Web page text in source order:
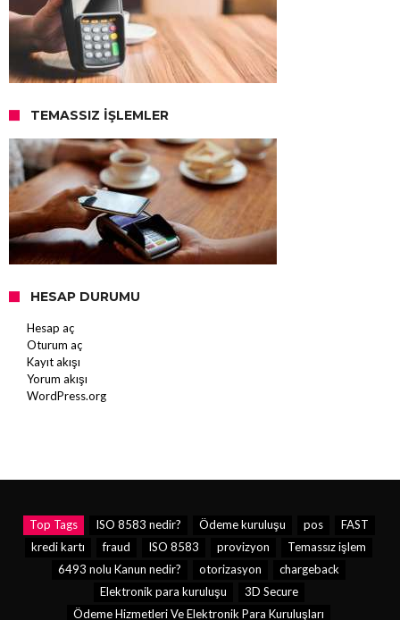
TEMASSIZ İŞLEMLER
HESAP DURUMU
Hesap aç
Oturum aç
Kayıt akışı
Yorum akışı
WordPress.org
Top Tags ISO 8583 nedir? Ödeme kuruluşu pos
FAST
kredi kartı
fraud ISO 8583 provizyon
Temassız işlem
6493 nolu Kanun nedir?
otorizasyon
chargeback
Elektronik para kuruluşu
3D Secure
Ödeme Hizmetleri Ve Elektronik Para Kuruluşları